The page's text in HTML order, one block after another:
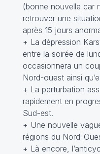
(bonne nouvelle car
retrouver une
après 15 jours
+ La dépression
entre la soirée de
occasionnera un
Nord-ouest ainsi
+ La perturbation
rapidement en
Sud-est.
+ Une nouvelle
régions du Nord-
+ Là encore,